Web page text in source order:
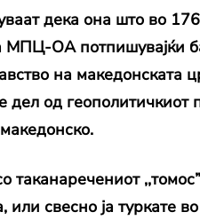
дека она што во
ОА потпишувајќи
на
дел од
свесно ја туркате